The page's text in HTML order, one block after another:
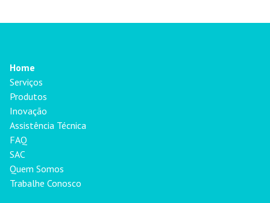
Home
Serviços
Produtos
Inovação
Assistência Técnica
FAQ
SAC
Quem Somos
Trabalhe Conosco